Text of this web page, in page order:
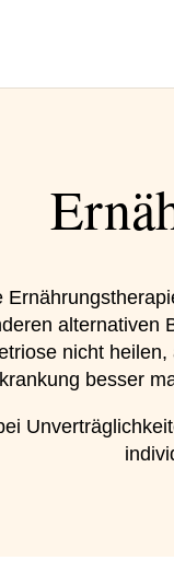
alternativen
nicht
besser